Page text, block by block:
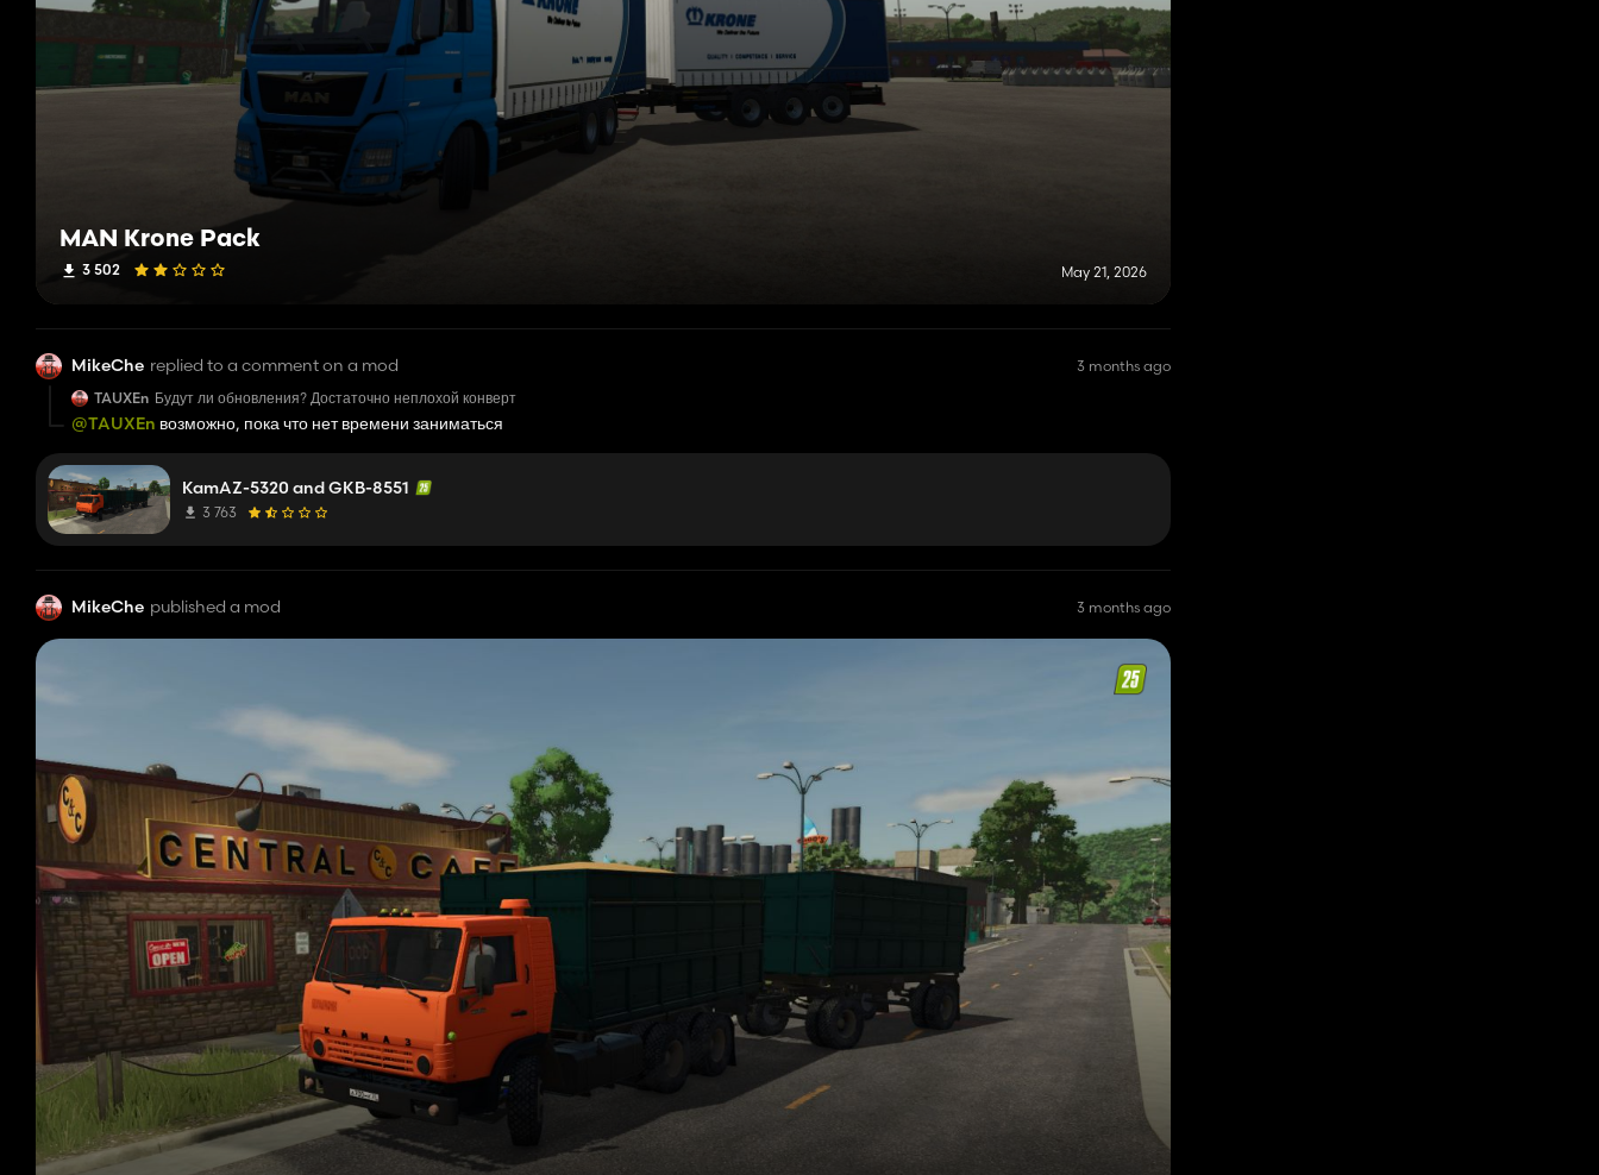
MAN Krone Pack
3 502 May 21, 2026
MikeChe replied to a comment on a mod
3 months ago
TAUXEn Будут ли обновления? Достаточно неплохой конверт
@TAUXEn возможно, пока что нет времени заниматься
KamAZ-5320 and GKB-8551
3 763
MikeChe published a mod 3 months ago